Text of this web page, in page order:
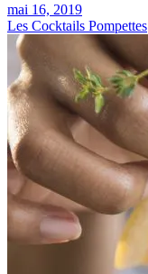
mai 16, 2019
Les Cocktails Pompettes